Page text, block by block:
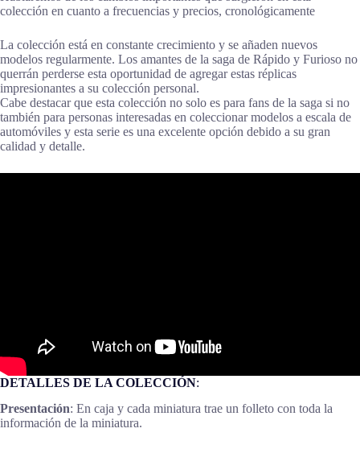
colección en cuanto a frecuencias y precios, cronológicamente
La colección está en constante crecimiento y se añaden nuevos
modelos regularmente. Los amantes de la saga de Rápido y Furioso no
querrán perderse esta oportunidad de agregar estas réplicas
impresionantes a su colección personal.
Cabe destacar que esta colección no solo es para fans de la saga si no
también para personas interesadas en coleccionar modelos a escala de
automóviles y esta serie es una excelente opción debido a su gran
calidad y detalle.
DETALLES DE LA COLECCIÓN:
Presentación: En caja y cada miniatura trae un folleto con toda la
información de la miniatura.